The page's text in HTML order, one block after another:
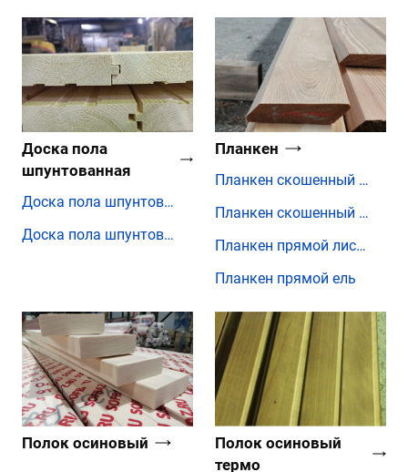
Доска пола
шпунтованная
Доска пола шпунтованная лиственница
Доска пола шпунтованная ель
Планкен
Планкен скошенный лиственница
Планкен скошенный ель
Планкен прямой лиственница
Планкен прямой ель
Полок осиновый
Полок осиновый
термо